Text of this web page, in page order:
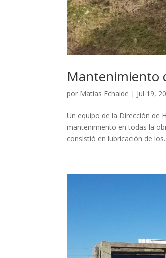
Mantenimiento
por Matías Echaide | Jul 19,
Un equipo de la Dirección de
mantenimiento en todas la
consistió en lubricación de